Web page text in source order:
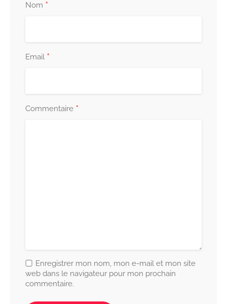
Nom *
Email *
Commentaire *
Enregistrer mon nom, mon e-mail et mon site
web dans le navigateur pour mon prochain
commentaire.